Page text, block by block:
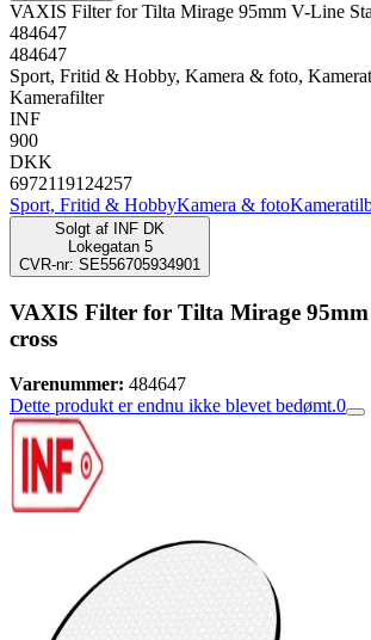
VAXIS Filter for Tilta Mirage 95mm V-Line
484647
484647
Sport, Fritid & Hobby, Kamera & foto,
Kamerafilter
INF
900
DKK
6972119124257
Sport, Fritid & HobbyKamera & foto
Solgt af
INF DK
Lokegatan 5
CVR-nr: SE556705934901
VAXIS Filter for Tilta Mirage
cross
Varenummer: 484647
Dette produkt er endnu ikke blevet bedømt.0